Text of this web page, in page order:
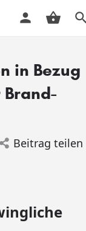
in Bezug
Beitrag teilen